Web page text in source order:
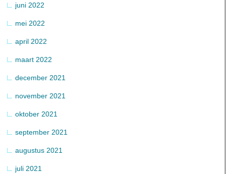
juni 2022
mei 2022
april 2022
maart 2022
december 2021
november 2021
oktober 2021
september 2021
augustus 2021
juli 2021